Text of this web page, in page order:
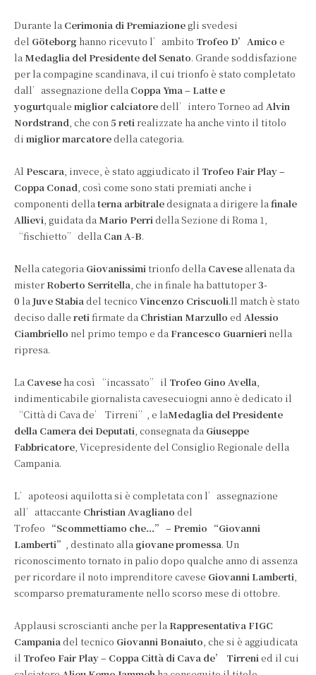
Durante la Cerimonia di Premiazionegli svedesi
del Göteborg hanno ricevuto l’ambito Trofeo D’Amico e
laMedaglia del Presidente del Senato. Grande soddisfazione
per la compagine scandinava, il cui trionfo è stato completato
dall’assegnazione della Coppa Yma – Latte e
yogurtquale miglior calciatoredell’intero Torneo ad Alvin
Nordstrand, che con5 retirealizzate ha anche vinto il titolo
di miglior marcatoredella categoria.
Al Pescara, invece, è stato aggiudicato il Trofeo Fair Play –
Coppa Conad, così come sono stati premiati anche i
componenti dellaterna arbitraledesignata a dirigere lafinale
Allievi, guidata daMario Perridella Sezione di Roma 1,
“fischietto” della Can A-B.
Nella categoria Giovanissimitrionfo della Cavese allenata da
misterRoberto Serritella, che in finale ha battutoper3-
0 laJuve Stabiadel tecnico Vincenzo Criscuoli.Il match è stato
deciso dalle retifirmate da Christian Marzullo ed Alessio
Ciambriello nel primo tempo e da Francesco Guarnierinella
ripresa.
La Cavese ha così “incassato” il Trofeo Gino Avella,
indimenticabile giornalista cavesecuiogni anno è dedicato il
“Città di Cava de’ Tirreni”, e laMedaglia del Presidente
della Camera dei Deputati, consegnata da Giuseppe
Fabbricatore, Vicepresidente del Consiglio Regionale della
Campania.
L’apoteosi aquilotta si è completata con l’assegnazione
all’attaccante Christian Avagliano del
Trofeo “Scommettiamo che…” – Premio “Giovanni
Lamberti” , destinato alla giovane promessa. Un
riconoscimento tornato in palio dopo qualche anno di assenza
per ricordare il noto imprenditore cavese Giovanni Lamberti,
scomparso prematuramente nello scorso mese di ottobre.
Applausi scroscianti anche per laRappresentativa FIGC
Campaniadel tecnico Giovanni Bonaiuto, che si è aggiudicata
il Trofeo Fair Play – Coppa Città di Cava de’ Tirrenied il cui